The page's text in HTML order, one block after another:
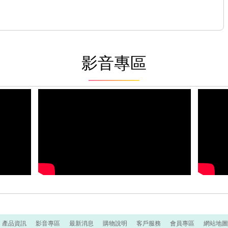
影音專區
產品資訊 影音專區 最新消息 購物說明 客戶服務 會員專區 網站地圖